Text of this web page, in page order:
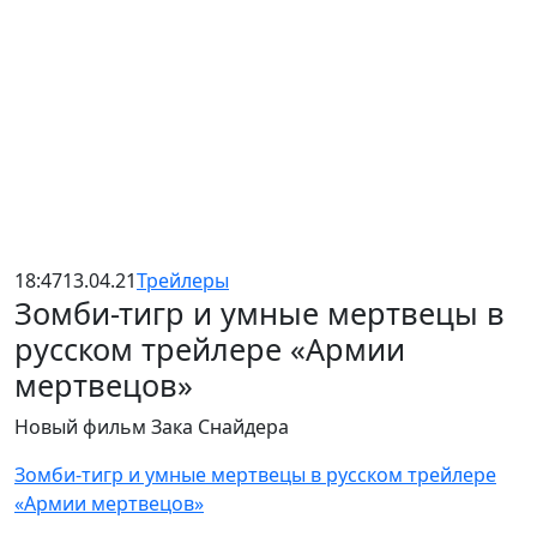
18:4713.04.21Трейлеры
Зомби-тигр и умные мертвецы в
русском трейлере «Армии
мертвецов»
Новый фильм Зака Снайдера
Зомби-тигр и умные мертвецы в русском трейлере
«Армии мертвецов»